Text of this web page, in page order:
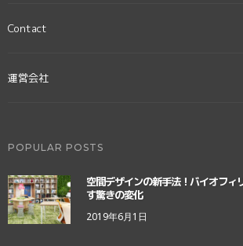
Contact
運営会社
POPULAR POSTS
空間デザインの新手法！バイオフィ
す驚きの変化
2019年6月1日